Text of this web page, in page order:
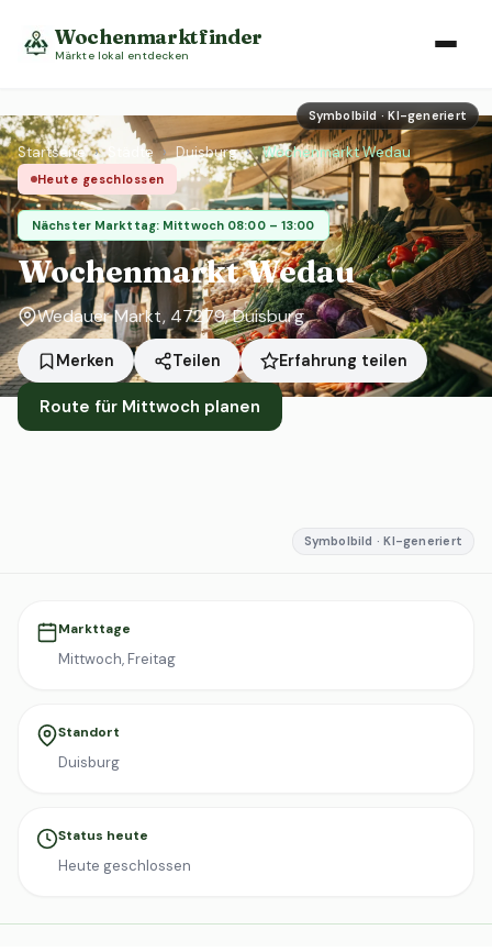
Wochenmarktfinder
Märkte lokal entdecken
Symbolbild · KI-generiert
Startseite › Städte › Duisburg › Wochenmarkt Wedau
Heute geschlossen
Nächster Markttag: Mittwoch 08:00 – 13:00
Wochenmarkt Wedau
Wedauer Markt, 47279, Duisburg
Merken Teilen Erfahrung teilen
Route für Mittwoch planen
Symbolbild · KI-generiert
Markttage
Mittwoch, Freitag
Standort
Duisburg
Status heute
Heute geschlossen